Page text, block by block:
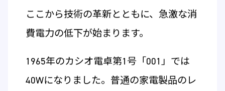
ここから技術の革新とともに、急激な消
費電力の低下が始まります。
1965年のカシオ電卓第1号「001」では
40Wになりました。普通の家電製品のレ